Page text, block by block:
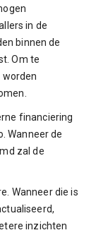
in de
binnen de
Om te
financiering
Wanneer de
zal de
Wanneer die is
inzichten